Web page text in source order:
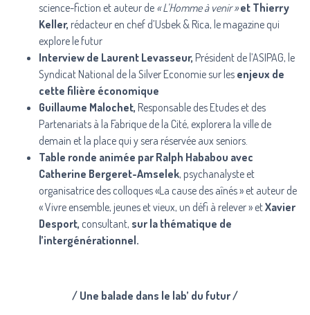
science-fiction et auteur de « L’Homme à venir » et Thierry
Keller, rédacteur en chef d’Usbek & Rica, le magazine qui
explore le futur
Interview de Laurent Levasseur, Président de l’ASIPAG, le
Syndicat National de la Silver Economie sur les enjeux de
cette filière économique
Guillaume Malochet, Responsable des Etudes et des
Partenariats à la Fabrique de la Cité, explorera la ville de
demain et la place qui y sera réservée aux seniors.
Table ronde animée par Ralph Hababou avec
Catherine Bergeret-Amselek, psychanalyste et
organisatrice des colloques «La cause des aînés » et auteur de
« Vivre ensemble, jeunes et vieux, un défi à relever » etXavier
Desport, consultant, sur la thématique de
l’intergénérationnel.
/ Une balade dans le lab’ du futur /